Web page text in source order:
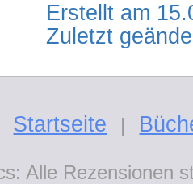
Erstellt am
Zuletzt
Startseite |
Alle Rezensionen